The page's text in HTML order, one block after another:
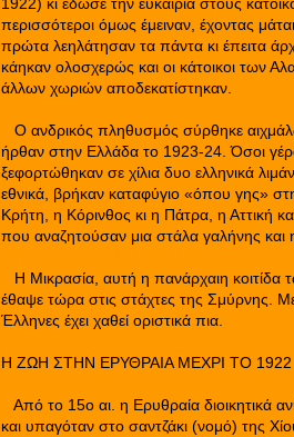
1922) κι έδωσε την ευκαιρία στους
περισσότεροι όμως έμειναν, έχοντας
πρώτα λεηλάτησαν τα πάντα κι έπειτα
κάηκαν ολοσχερώς και οι κάτοικοι των
άλλων χωριών αποδεκατίστηκαν.
Ο ανδρικός πληθυσμός σύρθηκε
ήρθαν στην Ελλάδα το 1923-24. Όσοι
ξεφορτώθηκαν σε χίλια δυο ελληνικά
εθνικά, βρήκαν καταφύγιο «όπου γης»
Κρήτη, η Κόρινθος κι η Πάτρα, η Αττική
που αναζητούσαν μια στάλα γαλήνης και
Η Μικρασία, αυτή η πανάρχαιη κοιτίδα
έθαψε τώρα στις στάχτες της Σμύρνης.
Έλληνες έχει χαθεί οριστικά πια.
Η ΖΩΗ ΣΤΗΝ ΕΡΥΘΡΑΙΑ ΜΕΧΡΙ ΤΟ 1922
Από το 15ο αι. η Ερυθραία διοικητικά
και υπαγόταν στο σαντζάκι (νομό) της